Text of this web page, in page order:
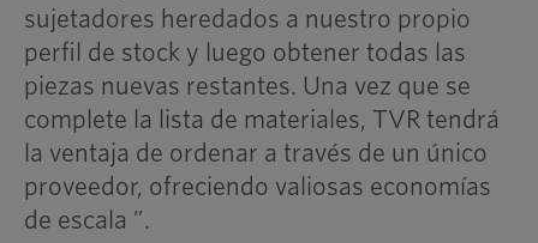
sujetadores heredados a nuestro propio
perfil de stock y luego obtener todas las
piezas nuevas restantes. Una vez que se
complete la lista de materiales, TVR tendrá
la ventaja de ordenar a través de un único
proveedor, ofreciendo valiosas economías
de escala ”.